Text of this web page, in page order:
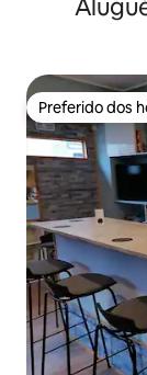
Preferido dos
Preferido dos